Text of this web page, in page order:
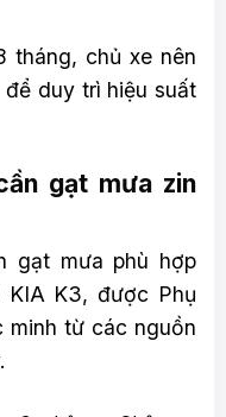
tháng, chủ xe nên
duy trì hiệu suất
gạt mưa zin
gạt mưa phù hợp
KIA K3, được Phụ
minh từ các nguồn